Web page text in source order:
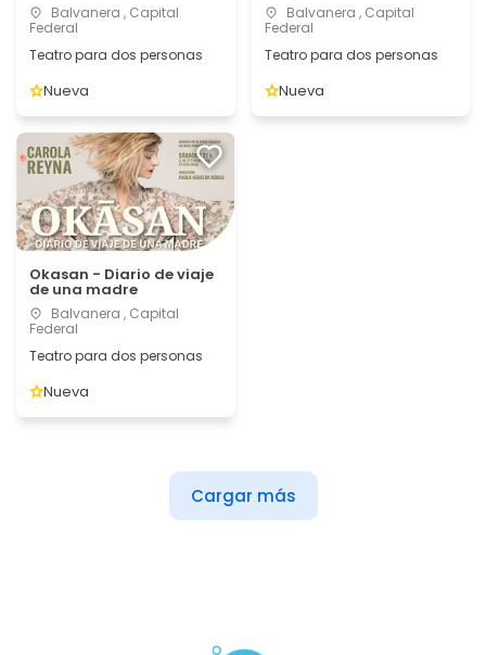
Balvanera , Capital
Federal
Teatro para dos personas
Nueva
Balvanera , Capital
Federal
Teatro para dos personas
Nueva
Okasan - Diario de viaje
de una madre
Balvanera , Capital
Federal
Teatro para dos personas
Nueva
Cargar más